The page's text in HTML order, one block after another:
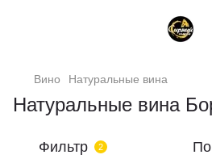
Вино Натуральные вина
Натуральные вина
Фильтр 2